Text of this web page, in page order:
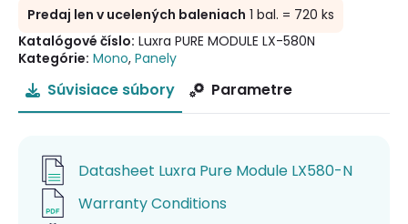
Predaj len v ucelených baleniach 1 bal. = 720 ks
Katalógové číslo: Luxra PURE MODULE LX-580N
Kategórie: Mono, Panely
Súvisiace súbory Parametre
Datasheet Luxra Pure Module LX580-N
Warranty Conditions